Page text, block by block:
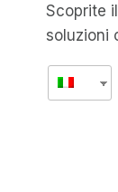
Scoprite
soluzioni